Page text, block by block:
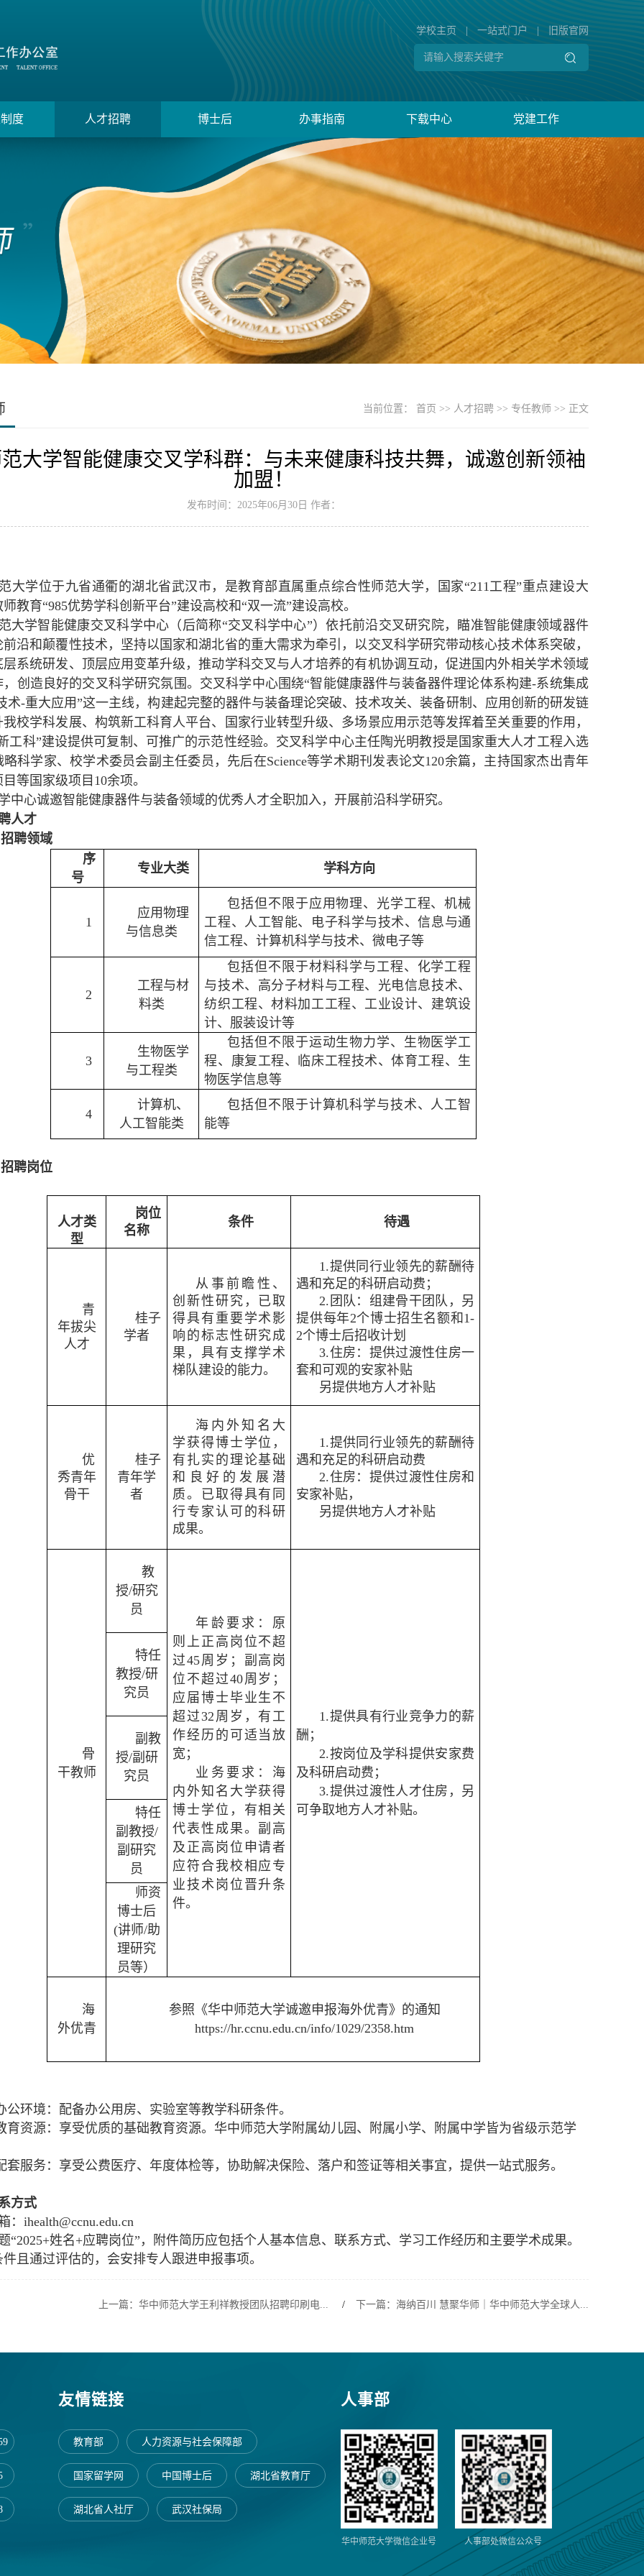
度 人才招聘 博士后 办事指南 下载中心 党建工作
学校主页 一站式门户 旧版官网
当前位置： 首页 >> 人才招聘 >> 专任教师 >> 正文
大学智能健康交叉学科群：与未来健康科技共舞，诚邀创新领袖
加盟！
发布时间：2025年06月30日 作者：
大学位于九省通衢的湖北省武汉市，是教育部直属重点综合性师范大学，国家“211工程”重点建设大
教育“985优势学科创新平台”建设高校和“双一流”建设高校。
大学智能健康交叉科学中心（后简称“交叉科学中心”）依托前沿交叉研究院，瞄准智能健康领域器件
沿和颠覆性技术，坚持以国家和湖北省的重大需求为牵引，以交叉科学研究带动核心技术体系突破，
系统研发、顶层应用变革升级，推动学科交叉与人才培养的有机协调互动，促进国内外相关学术领域
创造良好的交叉科学研究氛围。交叉科学中心围绕“智能健康器件与装备器件理论体系构建-系统集成
术-重大应用”这一主线，构建起完整的器件与装备理论突破、技术攻关、装备研制、应用创新的研发链
校学科发展、构筑新工科育人平台、国家行业转型升级、多场景应用示范等发挥着至关重要的作用，
工科”建设提供可复制、可推广的示范性经验。交叉科学中心主任陶光明教授是国家重大人才工程入选
略科学家、校学术委员会副主任委员 ，先后在Science等学术期刊发表论文120余篇，主持国家杰出青年
等国家级项目10余项。
中心诚邀智能健康器件与装备领域的优秀人才全职加入，开展前沿科学研究。
人才
聘领域
序
号
专业大类 学科方向
1
应用物理
与信息类
包括但不限于应用物理、光学工程、机械
工程、人工智能、电子科学与技术、信息与通
信工程、计算机科学与技术、微电子等
2
工程与材
料类
包括但不限于材料科学与工程、化学工程
与技术、高分子材料与工程、光电信息技术、
纺织工程、材料加工工程、工业设计、建筑设
计、服装设计等
3
生物医学
与工程类
包括但不限于运动生物力学、生物医学工
程、康复工程、临床工程技术、体育工程、生
物医学信息等
4
计算机、
人工智能类
包括但不限于计算机科学与技术、人工智
能等
招聘岗位
人才类
型
岗位
名称
条件 待遇
青
年拔尖
人才
桂子
学者
从事前瞻性、
创新性研究，已取
得具有重要学术影
响的标志性研究成
果，具有支撑学术
梯队建设的能力。
1.提供同行业领先的薪酬待
遇和充足的科研启动费；
2.团队：组建骨干团队，另
提供每年2个博士招生名额和1-
2个博士后招收计划
3.住房：提供过渡性住房一
套和可观的安家补贴
另提供地方人才补贴
优
秀青年
骨干
桂子
青年学
者
海内外知名大
学获得博士学位，
有扎实的理论基础
和良好的发展潜
质。已取得具有同
行专家认可的科研
成果。
1.提供同行业领先的薪酬待
遇和充足的科研启动费
2.住房：提供过渡性住房和
安家补贴，
另提供地方人才补贴
骨
干教师
教
授/研究
员
年龄要求：原
则上正高岗位不超
过45周岁；副高岗
位不超过40周岁；
应届博士毕业生不
超过32周岁，有工
作经历的可适当放
宽；
业务要求：海
内外知名大学获得
博士学位，有相关
代表性成果。副高
及正高岗位申请者
应符合我校相应专
业技术岗位晋升条
件。
1.提供具有行业竞争力的薪
酬；
2.按岗位及学科提供安家费
及科研启动费；
3.提供过渡性人才住房，另
可争取地方人才补贴。
特任
教授/研
究员
副教
授/副研
究员
特任
副教授/
副研究
员
师资
博士后
(讲师/助
理研究
员等）
海
外优青
参照《华中师范大学诚邀申报海外优青》的通知
https://hr.ccnu.edu.cn/info/1029/2358.htm
公环境：配备办公用房、实验室等教学科研条件。
育资源：享受优质的基础教育资源。华中师范大学附属幼儿园、附属小学、附属中学皆为省级示范学
套服务：享受公费医疗、年度体检等，协助解决保险、落户和签证等相关事宜，提供一站式服务。
方式
：ihealth@ccnu.edu.cn
“2025+姓名+应聘岗位”，附件简历应包括个人基本信息、联系方式、学习工作经历和主要学术成果。
且通过评估的，会安排专人跟进申报事项。
上一篇：华中师范大学王利祥教授团队招聘印刷电... / 下一篇：海纳百川 慧聚华师｜华中师范大学全球人...
友情链接
教育部 人力资源与社会保障部
国家留学网 中国博士后 湖北省教育厅
湖北省人社厅 武汉社保局
人事部
华中师范大学微信企业号 人事部处微信公众号